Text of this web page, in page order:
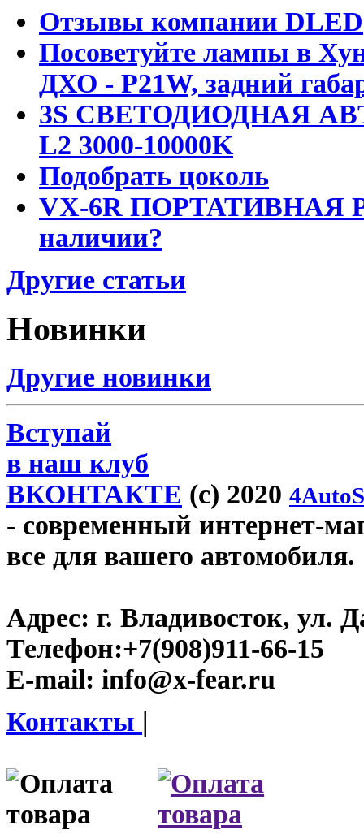
Отзывы компании DLED
Посоветуйте лампы в
ДХО - P21W, задний
3S СВЕТОДИОДНАЯ
L2 3000-10000K
Подобрать цоколь
VX-6R ПОРТАТИВНАЯ
наличии?
Другие статьи
Новинки
Другие новинки
Вступай
в наш клуб
ВКОНТАКТЕ (c) 2020
- современный интернет-
все для вашего автомобиля.
Адрес: г. Владивосток, ул.
Телефон:+7(908)911-66-15
E-mail: info@x-fear.ru
Контакты |